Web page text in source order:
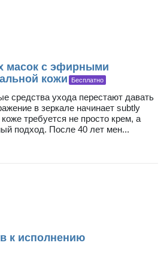
масок с эфирными
кожи
Бесплатно
средства ухода перестают давать
в зеркале начинает subtly
требуется не просто крем, а
подход. После 40 лет мен...
к исполнению